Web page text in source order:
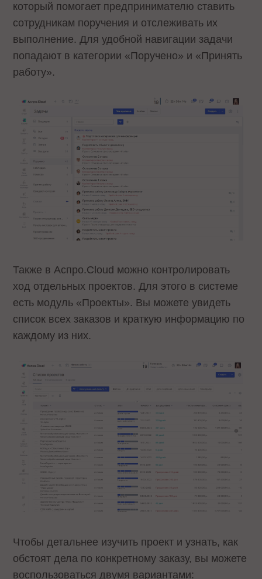
который помогает предпринимателю ставить
сотрудникам поручения и отслеживать их
выполнение. Для удобной навигации задачи
попадают в категории «Поручено‎»‎ и «Принять
работу».
Также в Аспро.Cloud можно контролировать
ход отдельных проектов. Для этого в системе
есть модуль «Проекты». Вы можете увидеть
список всех заказов и краткую информацию по
каждому из них.
Чтобы детальнее изучить проект и узнать, как
обстоят дела по конкретному заказу, вы можете
воспользоваться двумя вариантами: